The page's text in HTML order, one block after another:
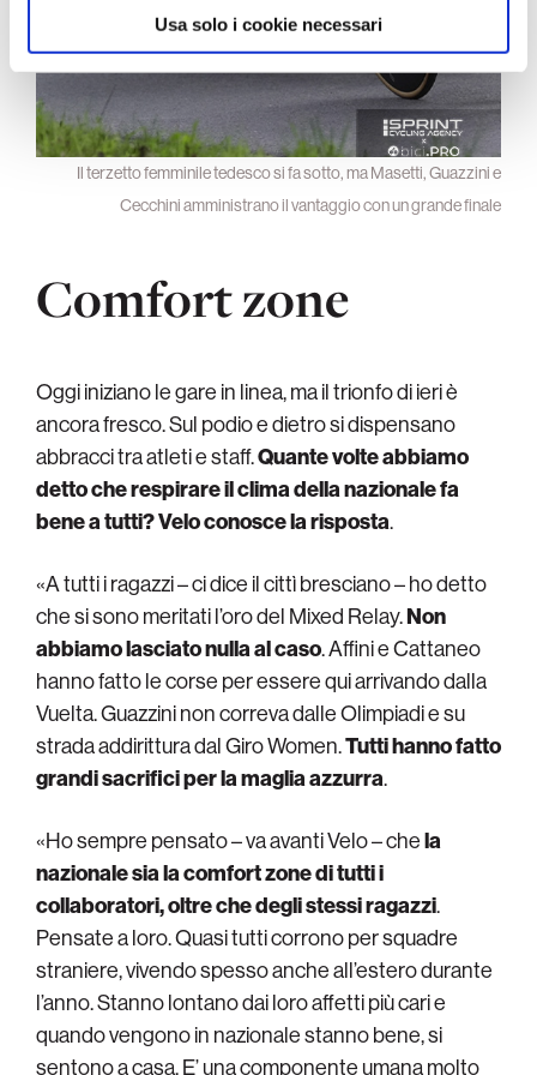
Usa solo i cookie necessari
Il terzetto femminile tedesco si fa sotto, ma Masetti, Guazzini e
Cecchini amministrano il vantaggio con un grande finale
Comfort zone
Oggi iniziano le gare in linea, ma il trionfo di ieri è
ancora fresco. Sul podio e dietro si dispensano
abbracci tra atleti e staff.Quante volte abbiamo
detto che respirare il clima della nazionale fa
bene a tutti? Velo conosce la risposta.
«A tutti i ragazzi – ci dice il cittì bresciano – ho detto
che si sono meritati l’oro del Mixed Relay.Non
abbiamo lasciato nulla al caso. Affini e Cattaneo
hanno fatto le corse per essere qui arrivando dalla
Vuelta. Guazzini non correva dalle Olimpiadi e su
strada addirittura dal Giro Women.Tutti hanno fatto
grandi sacrifici per la maglia azzurra.
«Ho sempre pensato – va avanti Velo – chela
nazionale sia la comfort zone di tutti i
collaboratori, oltre che degli stessi ragazzi.
Pensate a loro. Quasi tutti corrono per squadre
straniere, vivendo spesso anche all’estero durante
l’anno. Stanno lontano dai loro affetti più cari e
quando vengono in nazionale stanno bene, si
sentono a casa. E’ una componente umana molto